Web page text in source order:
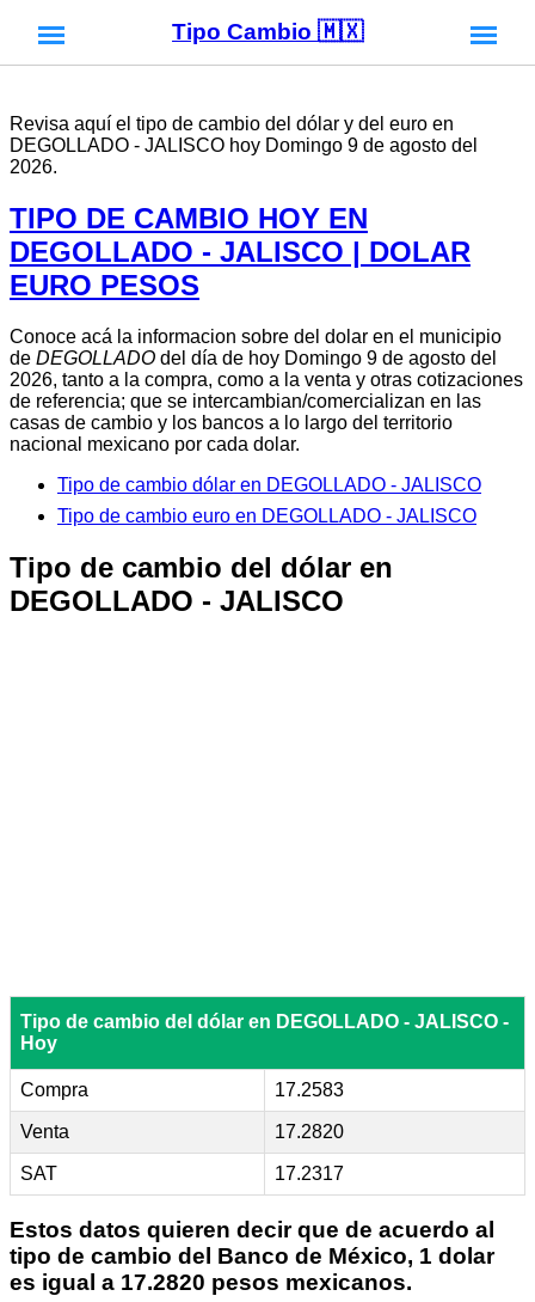
Tipo Cambio 🇲🇽
Revisa aquí el tipo de cambio del dólar y del euro en
DEGOLLADO - JALISCO hoy Domingo 9 de agosto del
2026.
TIPO DE CAMBIO HOY EN
DEGOLLADO - JALISCO | DOLAR
EURO PESOS
Conoce acá la informacion sobre del dolar en el municipio
de DEGOLLADO del día de hoy Domingo 9 de agosto del
2026, tanto a la compra, como a la venta y otras cotizaciones
de referencia; que se intercambian/comercializan en las
casas de cambio y los bancos a lo largo del territorio
nacional mexicano por cada dolar.
Tipo de cambio dólar en DEGOLLADO - JALISCO
Tipo de cambio euro en DEGOLLADO - JALISCO
Tipo de cambio del dólar en
DEGOLLADO - JALISCO
Tipo de cambio del dólar en DEGOLLADO - JALISCO -
Hoy
Compra 17.2583
Venta 17.2820
SAT 17.2317
Estos datos quieren decir que de acuerdo al
tipo de cambio del Banco de México, 1 dolar
es igual a 17.2820 pesos mexicanos.